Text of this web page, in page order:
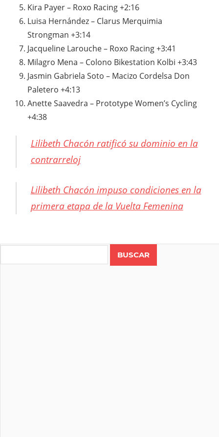
Kira Payer – Roxo Racing +2:16
Luisa Hernández – Clarus Merquimia
Strongman +3:14
Jacqueline Larouche – Roxo Racing +3:41
Milagro Mena – Colono Bikestation Kolbi +3:43
Jasmin Gabriela Soto – Macizo Cordelsa Don
Paletero +4:13
Anette Saavedra – Prototype Women’s Cycling
+4:38
Lilibeth Chacón ratificó su dominio en la
contrarreloj
Lilibeth Chacón impuso condiciones en la
primera etapa de la Vuelta Femenina